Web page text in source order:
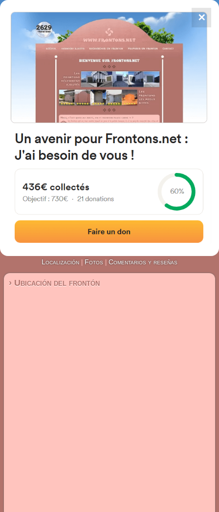
FRONTONS.NET
BUSCAR UN FRONTÓN
AÑADIR UN FRONTÓN
4784
frontones
Parque De Cimanes Del Tejar
Av. Río Órbigo 24272 Cimanes
del Tejar, León Espagne
Frontón de pared izquierda
Localización Fotos Comentarios y reseñas
› Ubicación del frontón
✕